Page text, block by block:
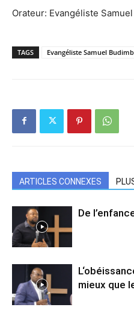
Orateur: Evangéliste
TAGS Evangéliste Samuel
ARTICLES CONNEXES
De
mieux que